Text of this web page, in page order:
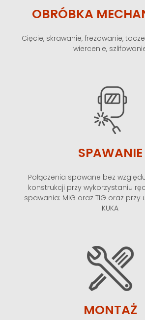
OBRÓBKA
Cięcie, skrawanie, frezowanie,
wiercenie,
SPAWANIE
Połączenia spawane bez
konstrukcji przy wykorzystaniu
spawania: MIG oraz TIG oraz
KUKA
MONTAŻ